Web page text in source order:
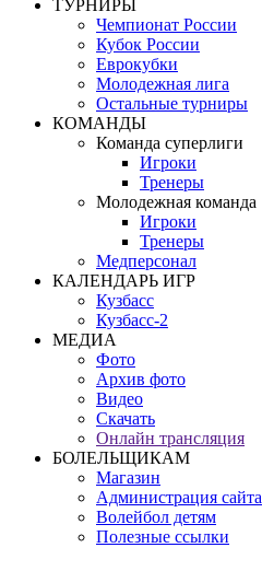
ТУРНИРЫ
Чемпионат России
Кубок России
Еврокубки
Молодежная лига
Остальные турниры
КОМАНДЫ
Команда суперлиги
Игроки
Тренеры
Молодежная команда
Игроки
Тренеры
Медперсонал
КАЛЕНДАРЬ ИГР
Кузбасс
Кузбасс-2
МЕДИА
Фото
Архив фото
Видео
Скачать
Онлайн трансляция
БОЛЕЛЬЩИКАМ
Магазин
Администрация сайта
Волейбол детям
Полезные ссылки